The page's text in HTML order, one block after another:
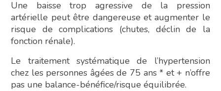
Une baisse trop agressive de la pression
artérielle peut être dangereuse et augmenter le
risque de complications (chutes, déclin de la
fonction rénale).
Le traitement systématique de l’hypertension
chez les personnes âgées de 75 ans * et + n’offre
pas une balance-bénéfice/risque équilibrée.